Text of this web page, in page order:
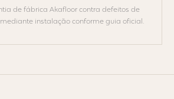
de fábrica Akafloor contra defeitos de
instalação conforme guia oficial.